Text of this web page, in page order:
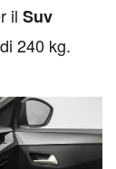
il Suv
240 kg.